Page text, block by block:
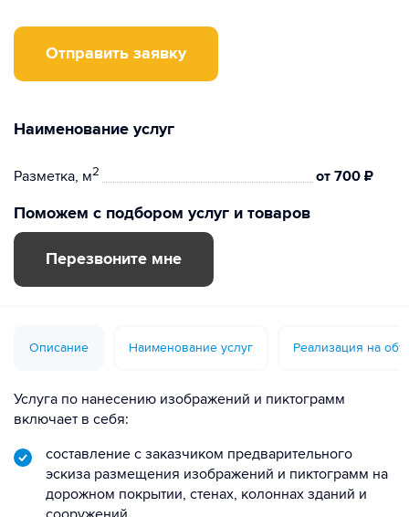
Отправить заявку
Наименование услуг
Разметка, м2 от 700 ₽
Поможем с подбором услуг и товаров
Перезвоните мне
Описание Наименование услуг Реализация на
Услуга по нанесению изображений и пиктограмм
включает в себя:
составление с заказчиком предварительного
эскиза размещения изображений и пиктограмм на
дорожном покрытии, стенах, колоннах зданий и